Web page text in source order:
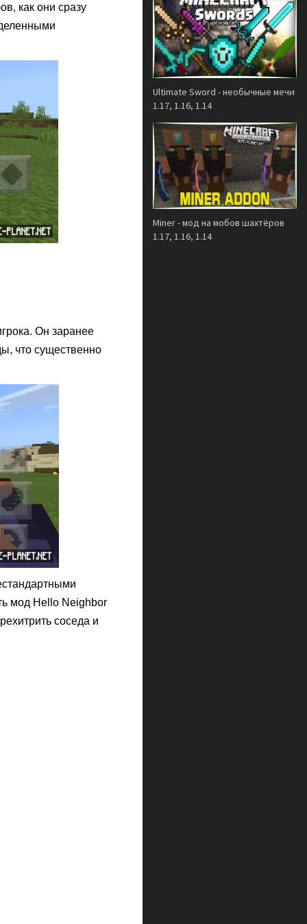
как они сразу
Он заранее
что существенно
мод Hello Neighbor
соседа и
Ultimate Sword - необычные мечи
1.17, 1.16, 1.14
Miner - мод на мобов шахтёров
1.17, 1.16, 1.14